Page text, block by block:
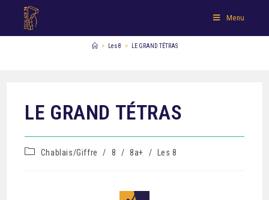
Menu
> Les 8 > LE GRAND TÉTRAS
LE GRAND TÉTRAS
Chablais/Giffre / 8 / 8a+ / Les 8